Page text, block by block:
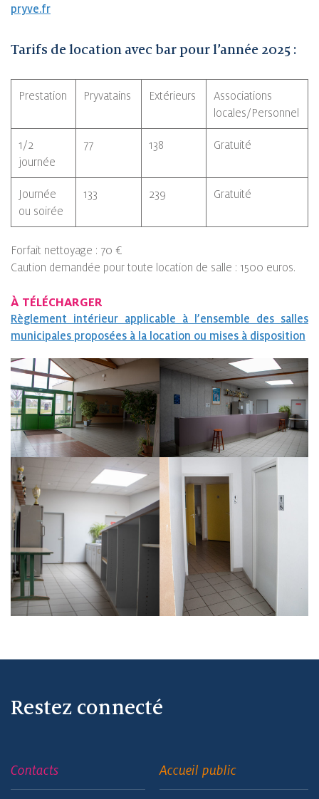
pryve.fr
Tarifs de location avec bar pour l’année 2025 :
Prestation Pryvatains Extérieurs
Associations
locales/Personnel
1/2
journée
77 138 Gratuité
Journée
ou soirée
133 239 Gratuité
Forfait nettoyage : 70 €
Caution demandée pour toute location de salle : 1500 euros.
À TÉLÉCHARGER
Règlement intérieur applicable à l’ensemble des salles
municipales proposées à la location ou mises à disposition
Restez connecté
Contacts Accueil public